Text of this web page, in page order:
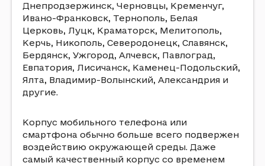
Днепродзержинск, Черновцы, Кременчуг,
Ивано-Франковск, Тернополь, Белая
Церковь, Луцк, Краматорск, Мелитополь,
Керчь, Никополь, Северодонецк, Славянск,
Бердянск, Ужгород, Алчевск, Павлоград,
Евпатория, Лисичанск, Каменец-Подольский,
Ялта, Владимир-Волынский, Александрия и
другие.
Корпус мобильного телефона или
смартфона обычно больше всего подвержен
воздействию окружающей среды. Даже
самый качественный корпус со временем